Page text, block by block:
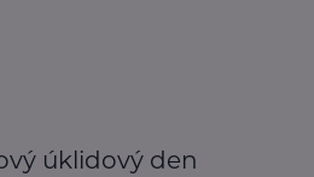
úklidový den